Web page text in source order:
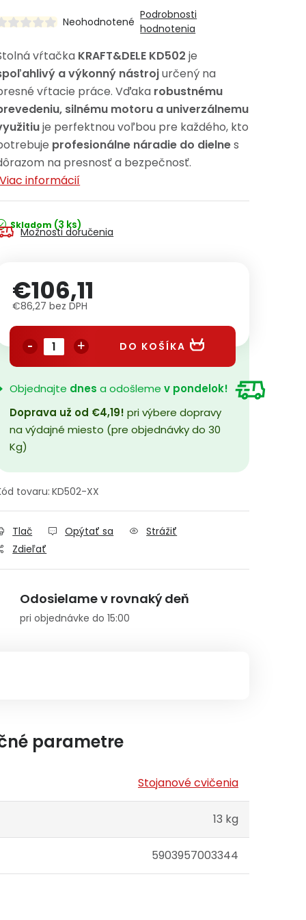
Neohodnotené
Podrobnosti
hodnotenia
vŕtačka KRAFT&DELE KD502 je
a výkonný nástrojurčený na
vŕtacie práce. Vďaka robustnému
silnému motoru a univerzálnemu
je perfektnou voľbou pre každého, kto
profesionálne náradie do dielnes
na presnosť a bezpečnosť.
Viac informácií
Skladom (3 ks)
Možnosti doručenia
€106,11
€86,27 bez DPH
DO KOŠÍKA
Objednajte dnes a odošlemev pondelok!
Doprava už od €4,19! pri výbere dopravy
na výdajné miesto (pre objednávky do 30
Kg)
tovaru: KD502-XX
Tlač Opýtať sa
Strážiť
Zdieľať
Odosielame v rovnaký deň
pri objednávke do 15:00
parametre
Stojanové cvičenia
13 kg
5903957003344